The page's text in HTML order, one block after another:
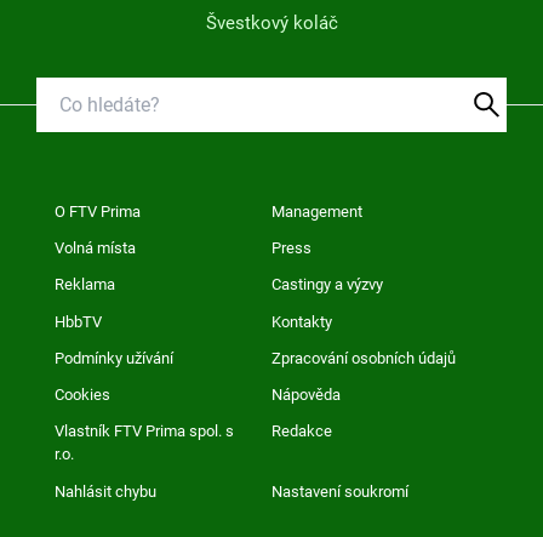
Švestkový koláč
O FTV Prima Management
Volná místa Press
Reklama Castingy a výzvy
HbbTV Kontakty
Podmínky užívání Zpracování osobních údajů
Cookies Nápověda
Vlastník FTV Prima spol. s
r.o.
Redakce
Nahlásit chybu Nastavení soukromí